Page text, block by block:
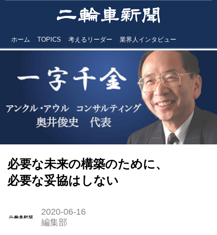
ホーム TOPICS 考えるリーダー 業界人インタビュー
必要な未来の構築のために、
必要な妥協はしない
2020-06-16
編集部